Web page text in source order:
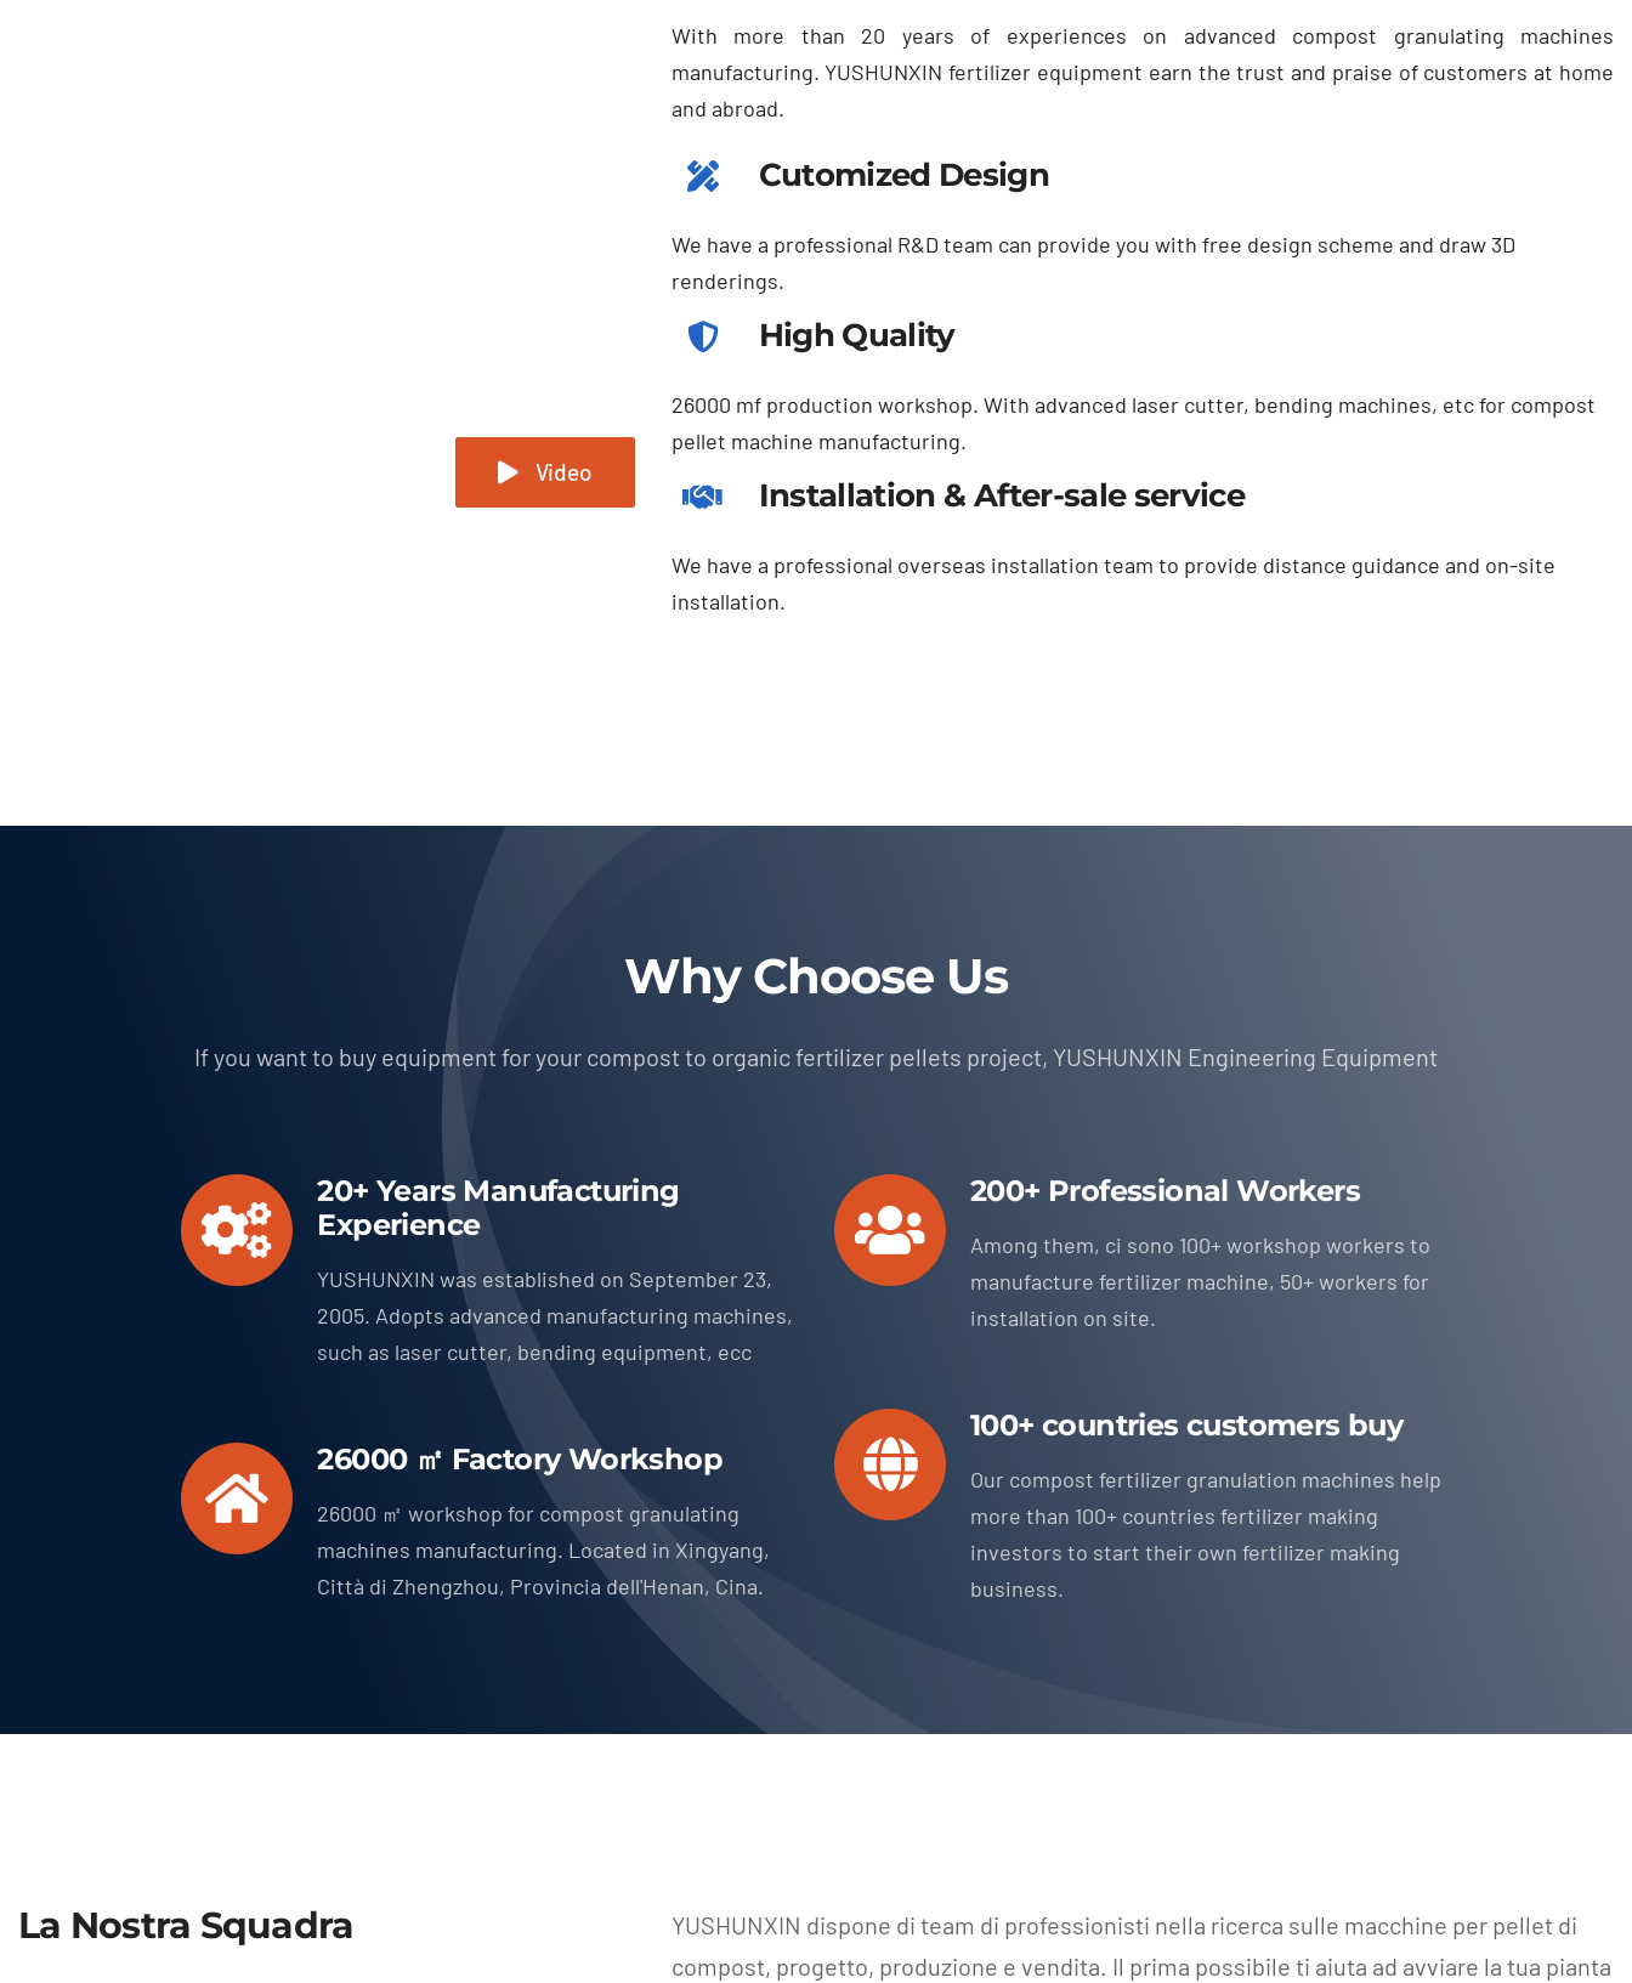
Video
With more than 20 years of experiences on advanced compost granulating machines
manufacturing.YUSHUNXIN fertilizer equipment earn the trust and praise of customers at home
and abroad.
Cutomized Design
We have a professional R&D team can provide you with free design scheme and draw 3D
renderings.
High Quality
26000 mf production workshop. With advanced laser cutter, bending machines, etc for compost
pellet machine manufacturing.
Installation &After-sale service
We have a professional overseas installation team to provide distance guidance and on-site
installation.
Why Choose Us
If you want to buy equipment for your compost to organic fertilizer pellets project, YUSHUNXIN Engineering Equipment
20+Years Manufacturing
Experience
YUSHUNXIN was established on September 23,
2005.Adopts advanced manufacturing machines,
such as laser cutter, bending equipment, ecc
26000 ㎡ Factory Workshop
26000 ㎡ workshop for compost granulating
machines manufacturing. Located in Xingyang,
Città di Zhengzhou, Provincia dell'Henan, Cina.
200+ Professional Workers
Among them, ci sono 100+workshop workers to
manufacture fertilizer machine, 50+workers for
installation on site.
100+ countries customers buy
Our compost fertilizer granulation machines help
more than 100+ countries fertilizer making
investors to start their own fertilizer making
business.
La Nostra Squadra
YUSHUNXIN dispone di team di professionisti nella ricerca sulle macchine per pellet di
compost, progetto, produzione e vendita. Il prima possibile ti aiuta ad avviare la tua pianta